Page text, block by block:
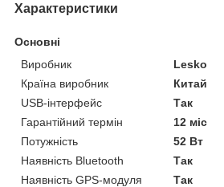
Характеристики
Основні
Виробник
Lesko
Країна виробник
Китай
USB-інтерфейс
Так
Гарантійний термін
12 міс
Потужність
52 Вт
Наявність Bluetooth
Так
Наявність GPS-модуля
Так